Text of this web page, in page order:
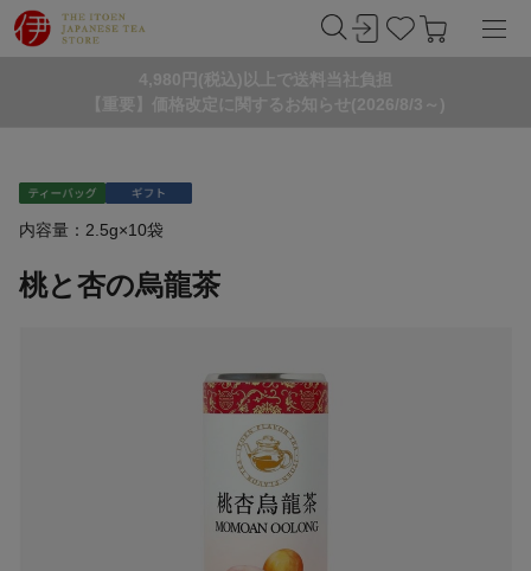
4,980円(税込)以上で送料当社負担
【重要】価格改定に関するお知らせ(2026/8/3～)
内容量：2.5g×10袋
桃と杏の烏龍茶